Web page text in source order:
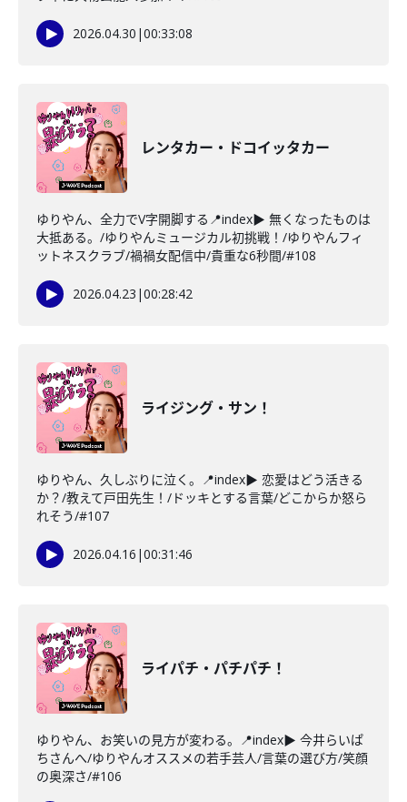
2026.04.30 |00:33:08
レンタカー・ドコイッタカー
ゆりやん、全力でV字開脚する📍index▶ 無くなったものは
大抵ある。/ゆりやんミュージカル初挑戦！/ゆりやんフィ
ットネスクラブ/禍禍女配信中/貴重な6秒間/#108
2026.04.23 |00:28:42
ライジング・サン！
ゆりやん、久しぶりに泣く。📍index▶ 恋愛はどう活きる
か？/教えて戸田先生！/ドッキとする言葉/どこからか怒ら
れそう/#107
2026.04.16 |00:31:46
ライパチ・パチパチ！
ゆりやん、お笑いの見方が変わる。📍index▶ 今井らいぱ
ちさんへ/ゆりやんオススメの若手芸人/言葉の選び方/笑顔
の奥深さ/#106